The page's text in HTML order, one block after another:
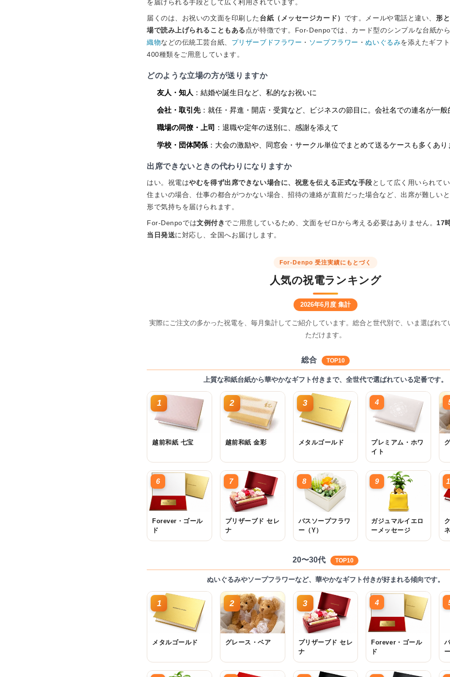
を届けられる手段として広く利用されています。
届くのは、お祝いの文面を印刷した 台紙（メッセージカード） です。メールや電話と違い、 形
場で読み上げられることもある 点が特徴です。For-Denpoでは、カード型のシンプルな台紙から
織物などの伝統工芸台紙、 プリザーブドフラワー ・ ソープフラワー ・ぬいぐるみを添えたギフ
400種類をご用意しています。
どのような立場の方が送りますか
友人・知人 ：結婚や誕生日など、私的なお祝いに
会社・取引先：就任・昇進・開店・受賞など、ビジネスの節目に。会社名での連名が一般
職場の同僚・上司 ：退職や定年の送別に、感謝を添えて
学校・団体関係：大会の激励や、同窓会・サークル単位でまとめて送るケースも多くあり
出席できないときの代わりになりますか
はい。祝電はやむを得ず出席できない場合に、祝意を伝える正式な手段として広く用いられて
住まいの場合、仕事の都合がつかない場合、招待の連絡が直前だった場合など、出席が難しい
形で気持ちを届けられます。
For-Denpoでは文例付きでご用意しているため、文面をゼロから考える必要はありません。 17
当日発送に対応し、全国へお届けします。
For-Denpo 受注実績にもとづく
人気の祝電ランキング
2026年6月度 集計
実際にご注文の多かった祝電を、毎月集計してご紹介しています。総合と世代別で、いま選ばれて
ただけます。
総合 TOP10
上質な和紙台紙から華やかなギフト付きまで、全世代で選ばれている定番です。
1
越前和紙 七宝
2
越前和紙 金彩
3
メタルゴールド
4
プレミアム・ホワ
イト
6
Forever・ゴール
ド
7
プリザーブド セレ
ナ
8
バスソープフラワ
ー（Y）
9
ガジュマルイエロ
ーメッセージ
ネ
20〜30代 TOP10
ぬいぐるみやソープフラワーなど、華やかなギフト付きが好まれる傾向です。
1
メタルゴールド
2
グレース・ベア
3
プリザーブド セレ
ナ
4
Forever・ゴール
ド